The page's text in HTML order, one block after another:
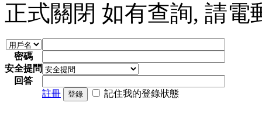
正式關閉 如有查詢, 請電
密碼
安全提問
回答
註冊
登錄 記住我的登錄狀態